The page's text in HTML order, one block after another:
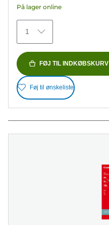
stjerner.
75
anmeldelser
På lager online
1
FØJ TIL INDKØBSKURV
Føj til ønskeliste